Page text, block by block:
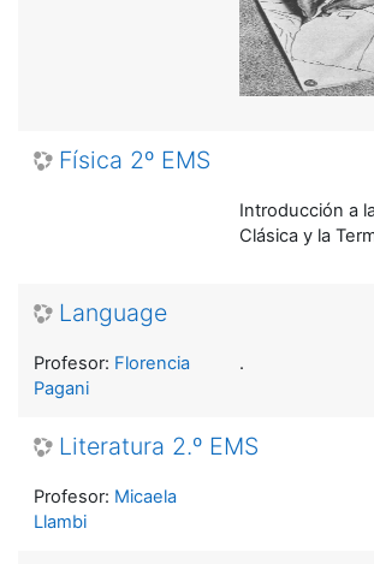
Física 2º EMS
Introducción a
Clásica y la
Language
.
Profesor: Florencia
Pagani
Literatura 2.º EMS
Profesor: Micaela
Llambi